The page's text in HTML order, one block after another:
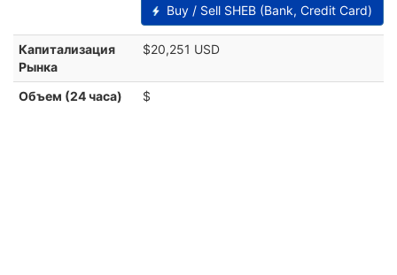
Buy / Sell SHEB (Bank, Credit Card)
Капитализация
Рынка
$20,251 USD
Объем (24 часа) $